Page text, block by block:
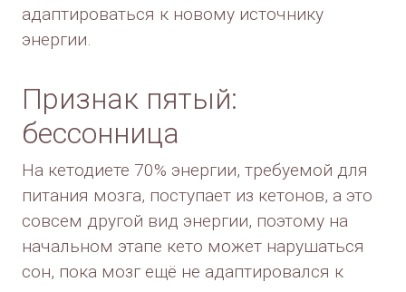
адаптироваться к новому источнику
энергии.
Признак пятый:
бессонница
На кетодиете 70% энергии, требуемой для
питания мозга, поступает из кетонов, а это
совсем другой вид энергии, поэтому на
начальном этапе кето может нарушаться
сон, пока мозг ещё не адаптировался к